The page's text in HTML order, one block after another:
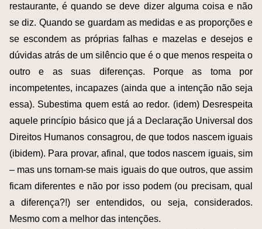
restaurante, é quando se deve dizer alguma coisa e não
se diz. Quando se guardam as medidas e as proporções e
se escondem as próprias falhas e mazelas e desejos e
dúvidas atrás de um silêncio que é o que menos respeita o
outro e as suas diferenças. Porque as toma por
incompetentes, incapazes (ainda que a intenção não seja
essa). Subestima quem está ao redor. (idem) Desrespeita
aquele princípio básico que já a Declaração Universal dos
Direitos Humanos consagrou, de que todos nascem iguais
(ibidem). Para provar, afinal, que todos nascem iguais, sim
– mas uns tornam-se mais iguais do que outros, que assim
ficam diferentes e não por isso podem (ou precisam, qual
a diferença?!) ser entendidos, ou seja, considerados.
Mesmo com a melhor das intenções.